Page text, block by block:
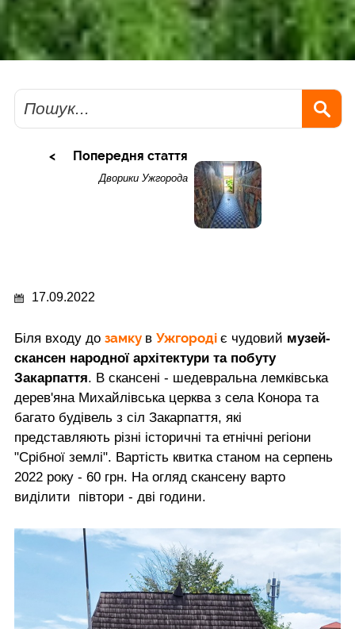
Пошук
Попередня стаття
Дворики Ужгорода
17.09.2022
Біля входу до замку в Ужгороді є чудовий музей-
скансен народної архітектури та побуту
Закарпаття. В скансені - шедевральна лемківська
дерев'яна Михайлівська церква з села Конора та
багато будівель з сіл Закарпаття, які
представляють різні історичні та етнічні регіони
"Срібної землі". Вартість квитка станом на серпень
2022 року - 60 грн. На огляд скансену варто
виділити півтори - дві години.